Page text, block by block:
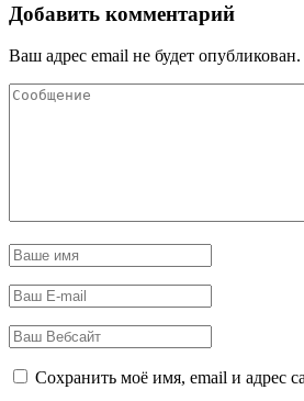
Добавить комментарий
Ваш адрес email не будет опубликован.
Сохранить моё имя, email и адрес